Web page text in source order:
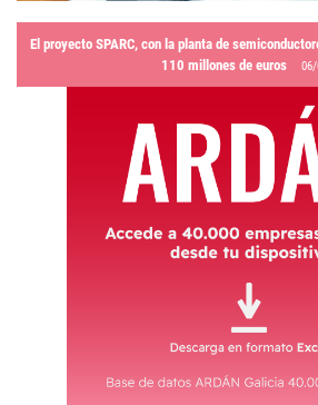
El proyecto SPARC, con la planta de
110 millones de euros